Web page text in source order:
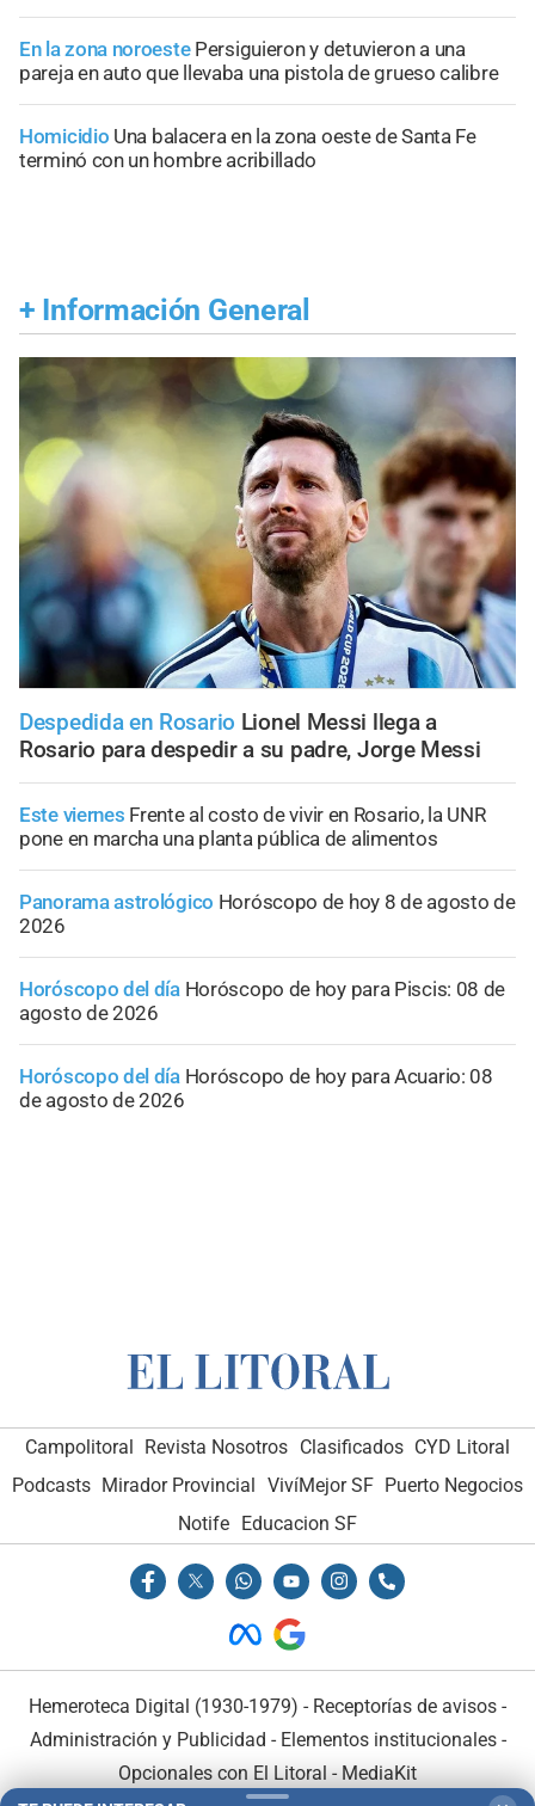
En la zona noroeste Persiguieron y detuvieron a una
pareja en auto que llevaba una pistola de grueso calibre
Homicidio Una balacera en la zona oeste de Santa Fe
terminó con un hombre acribillado
+ Información General
Despedida en Rosario Lionel Messi llega a
Rosario para despedir a su padre, Jorge Messi
Este viernes Frente al costo de vivir en Rosario, la UNR
pone en marcha una planta pública de alimentos
Panorama astrológico Horóscopo de hoy 8 de agosto de
2026
Horóscopo del día Horóscopo de hoy para Piscis: 08 de
agosto de 2026
Horóscopo del día Horóscopo de hoy para Acuario: 08
de agosto de 2026
Campolitoral Revista Nosotros Clasificados CYD Litoral
Podcasts Mirador Provincial VivíMejor SF Puerto Negocios
Notife Educacion SF
Hemeroteca Digital (1930-1979) - Receptorías de avisos -
Administración y Publicidad - Elementos institucionales-
Opcionales con El Litoral - MediaKit